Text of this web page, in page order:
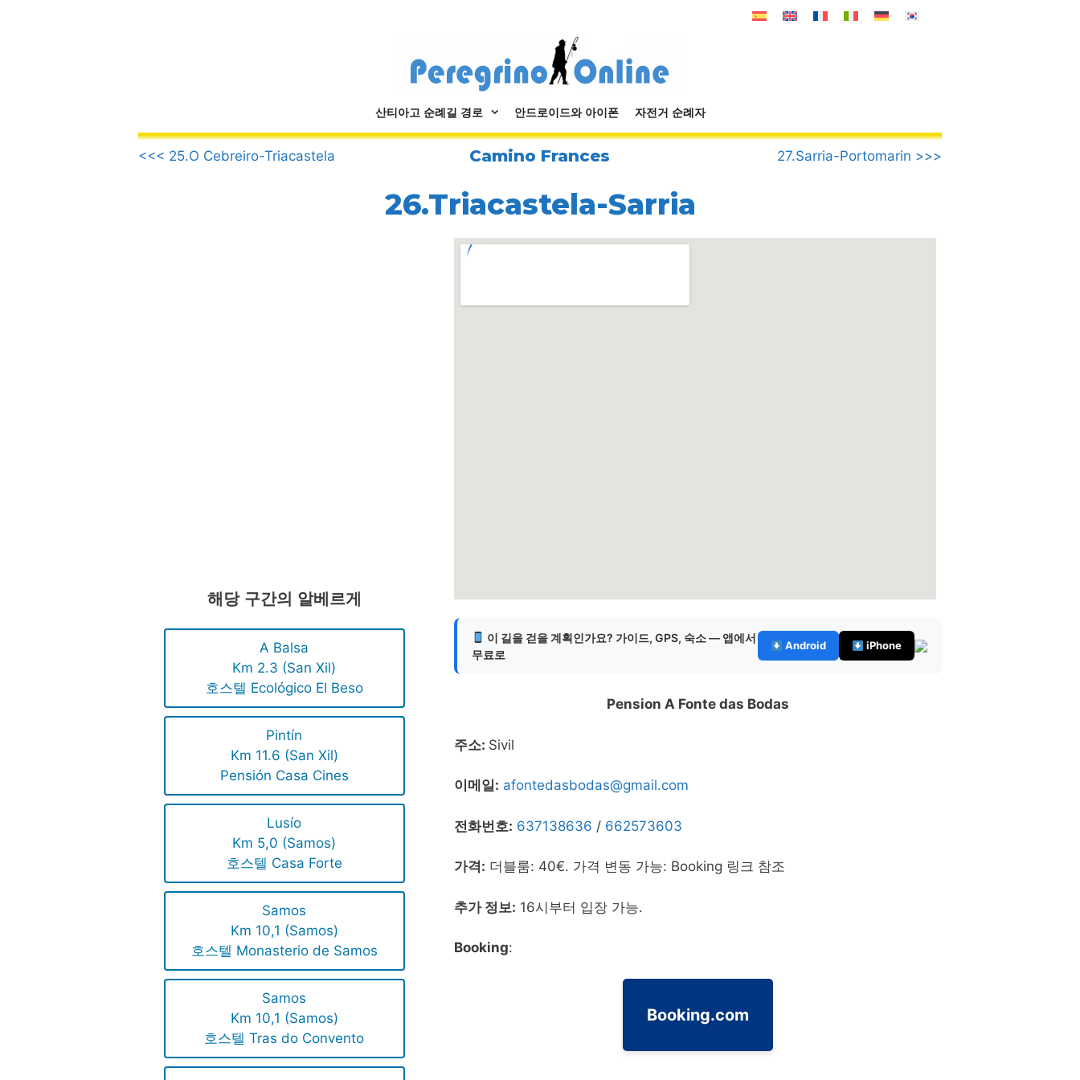
산티아고 순례길 경로 안드로이드와 아이폰 자전거 순례자
.
<<< 25.O Cebreiro-Triacastela
Camino Frances 27.Sarria-Portomarin >>>
26.Triacastela-Sarria
해당 구간의 알베르게
A Balsa
Km 2.3 (San Xil)
호스텔 Ecológico El Beso
Pintín
Km 11.6 (San Xil)
Pensión Casa Cines
Lusío
Km 5,0 (Samos)
호스텔 Casa Forte
Samos
Km 10,1 (Samos)
호스텔 Monasterio de Samos
Samos
Km 10,1 (Samos)
호스텔 Tras do Convento
이 길을 걷을 계획인가요? 가이드, GPS, 숙소 — 앱에서
무료로
Android iPhone
Pension A Fonte das Bodas
주소: Sivil
이메일: afontedasbodas@gmail.com
전화번호: 637138636 / 662573603
가격: 더블룸: 40€. 가격 변동 가능: Booking 링크 참조
추가 정보: 16시부터 입장 가능.
Booking:
Booking.com